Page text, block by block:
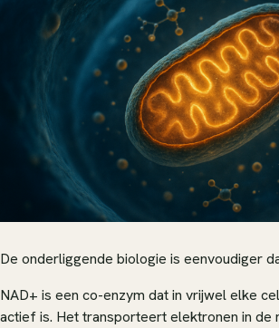
De onderliggende biologie is eenvoudiger
NAD+ is een co-enzym dat in vrijwel elke
actief is. Het transporteert elektronen in de